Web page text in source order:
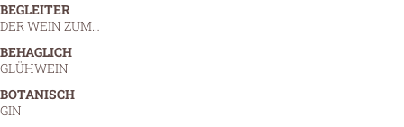
BEGLEITER
DER WEIN ZUM…
BEHAGLICH
GLÜHWEIN
BOTANISCH
GIN